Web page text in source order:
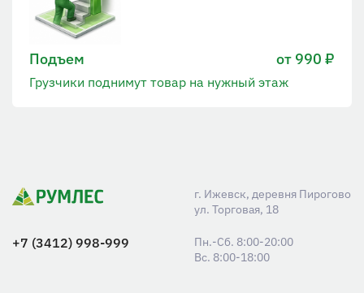
Подъем от 990 ₽
Грузчики поднимут товар на нужный этаж
г. Ижевск, деревня Пирогово
ул. Торговая, 18
+7 (3412) 998-999
Пн.-Сб. 8:00-20:00
Вс. 8:00-18:00